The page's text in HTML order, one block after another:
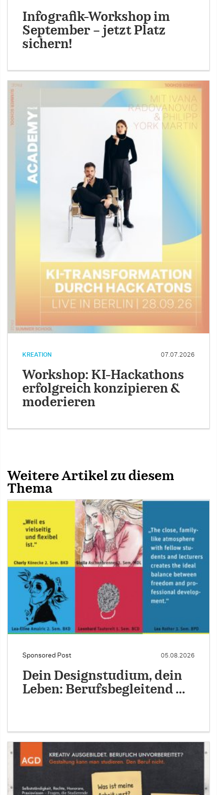
Infografik-Workshop im
September – jetzt Platz
sichern!
KREATION 07.07.2026
Workshop: KI-Hackathons
erfolgreich konzipieren &
moderieren
Weitere Artikel zu diesem
Thema
Sponsored Post 05.08.2026
Dein Designstudium, dein
Leben: Berufsbegleitend …